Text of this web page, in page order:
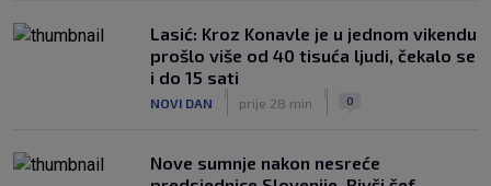
Lasić: Kroz Konavle je u jednom vikendu
prošlo više od 40 tisuća ljudi, čekalo se
i do 15 sati
NOVI DAN prije 28 min 0
Nove sumnje nakon nesreće